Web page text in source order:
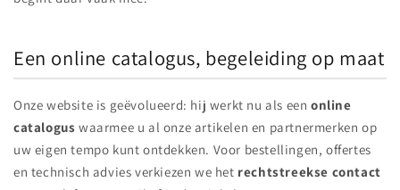
Een online catalogus, begeleiding op maat
Onze website is geëvolueerd: hij werkt nu als een online
catalogus waarmee u al onze artikelen en partnermerken op
uw eigen tempo kunt ontdekken. Voor bestellingen, offertes
en technisch advies verkiezen we het rechtstreekse contact